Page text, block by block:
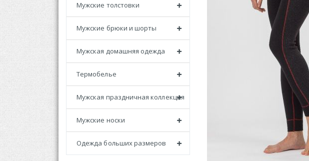
Мужские толстовки
Мужские брюки и шорты
Мужская домашняя одежда
Термобелье
Мужская праздничная коллекция
Мужские носки
Одежда больших размеров